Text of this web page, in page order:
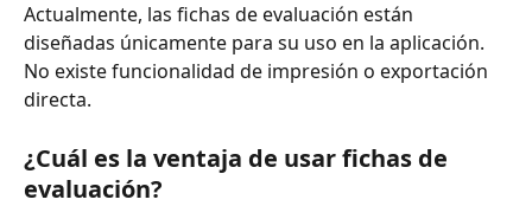
Actualmente, las fichas de evaluación están
diseñadas únicamente para su uso en la aplicación.
No existe funcionalidad de impresión o exportación
directa.
¿Cuál es la ventaja de usar fichas de
evaluación?